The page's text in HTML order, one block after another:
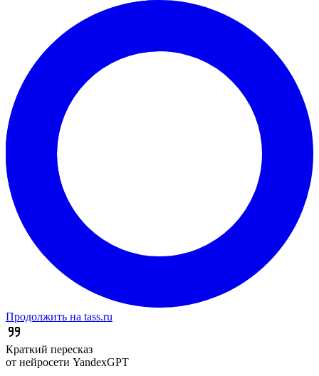
Продолжить на tass.ru
Краткий пересказ
от нейросети YandexGPT